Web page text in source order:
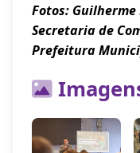
Fotos: Guilherme
Secretaria de
Prefeitura